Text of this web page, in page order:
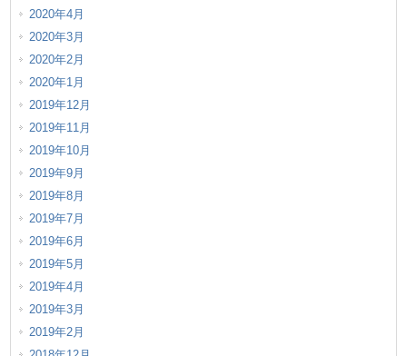
2020年4月
2020年3月
2020年2月
2020年1月
2019年12月
2019年11月
2019年10月
2019年9月
2019年8月
2019年7月
2019年6月
2019年5月
2019年4月
2019年3月
2019年2月